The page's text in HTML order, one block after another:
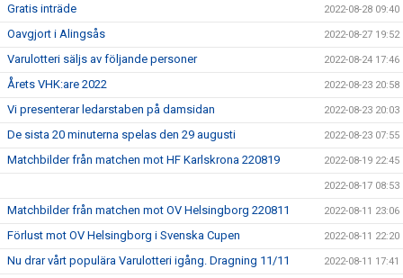
Gratis inträde 2022-08-28 09:40
Oavgjort i Alingsås 2022-08-27 19:52
Varulotteri säljs av följande personer 2022-08-24 17:46
Årets VHK:are 2022 2022-08-23 20:58
Vi presenterar ledarstaben på damsidan 2022-08-23 20:03
De sista 20 minuterna spelas den 29 augusti 2022-08-23 07:55
Matchbilder från matchen mot HF Karlskrona 220819 2022-08-19 22:45
2022-08-17 08:53
Matchbilder från matchen mot OV Helsingborg 220811 2022-08-11 23:06
Förlust mot OV Helsingborg i Svenska Cupen 2022-08-11 22:20
Nu drar vårt populära Varulotteri igång. Dragning 11/11 2022-08-11 17:41